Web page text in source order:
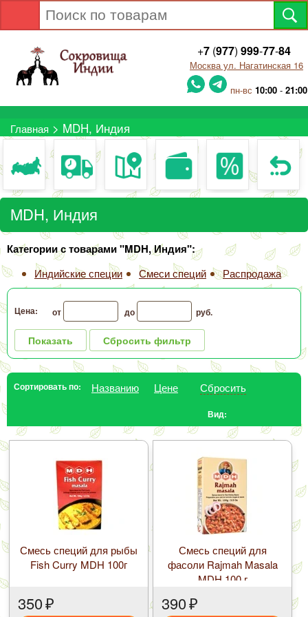
+7(977) 999-77-84
Москва ул. Нагатинская 16
пн-вс 10:00 -21:00
Главная > MDH, Индия
MDH, Индия
Категории с товарами "MDH, Индия":
Индийские специи Смеси специй Распродажа
Цена: от до руб.
Показать Сбросить фильтр
Сортировать по: Названию Цене Сбросить
Вид:
Смесь специй для рыбы
Fish Curry MDH 100г
350₽
Смесь специй для
фасоли Rajmah Masala
MDH 100 г
390₽